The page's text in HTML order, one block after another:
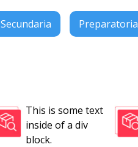
Secundaria Preparatoria
This is some text
inside of a div
block.